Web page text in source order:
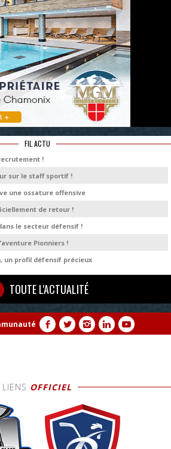
FIL ACTU
!
sur le staff sportif !
une ossature offensive
de retour !
le secteur défensif !
Pionniers !
un profil défensif précieux
TOUTE L'ACTUALITÉ
LIENS OFFICIEL